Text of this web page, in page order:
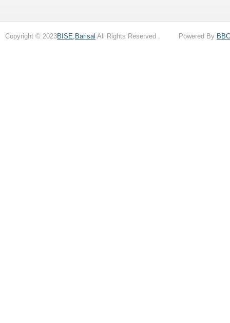
Copyright © 2023BISE,Barisal All Rights Reserved . Powered By